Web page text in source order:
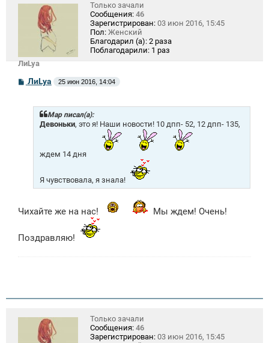
ЛиLya
Только зачали
Сообщения: 46
Зарегистрирован: 03 июн 2016, 15:45
Пол: Женский
Благодарил (а): 2 раза
Поблагодарили: 1 раз
С
ЛиLya 25 июн 2016, 14:04
Mар писал(а):
Девоньки, это я! Наши новости! 10 дпп- 52, 12 дпп- 135,
ждем 14 дня
Я чувствовала, я знала!
Чихайте же на нас! Мы ждем! Очень!
Поздравляю!
Только зачали
Сообщения: 46
Зарегистрирован: 03 июн 2016, 15:45